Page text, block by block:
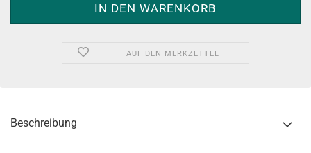
AUF DEN MERKZETTEL
Beschreibung